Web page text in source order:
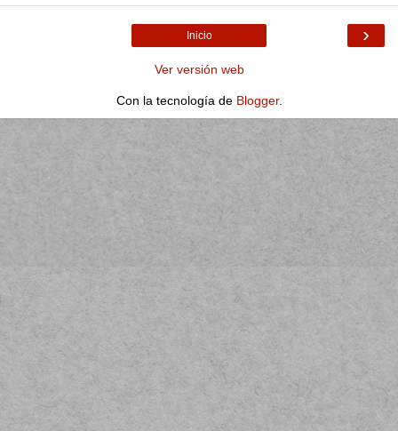
›
Inicio
Ver versión web
Con la tecnología de Blogger.